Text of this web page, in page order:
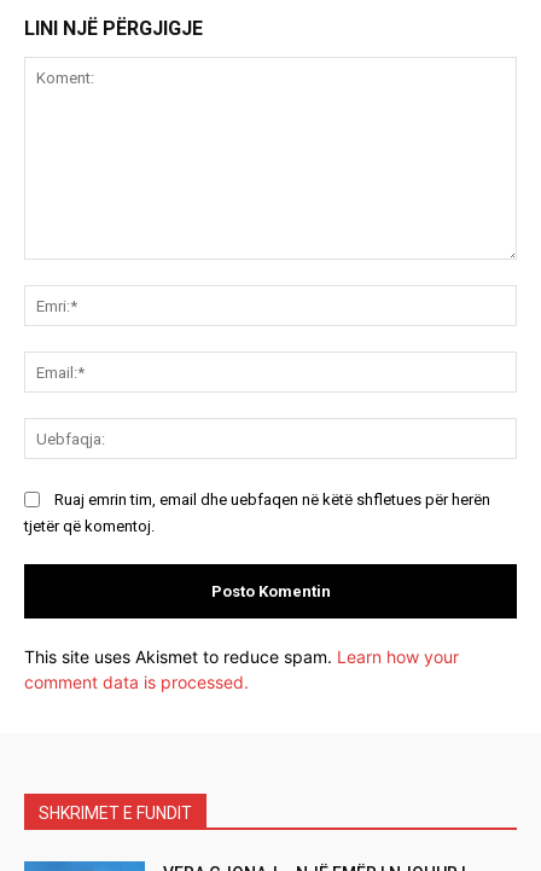
LINI NJË PËRGJIGJE
Ruaj emrin tim, email dhe uebfaqen në këtë shfletues për herën
tjetër që komentoj.
This site uses Akismet to reduce spam. Learn how your
comment data is processed.
SHKRIMET E FUNDIT